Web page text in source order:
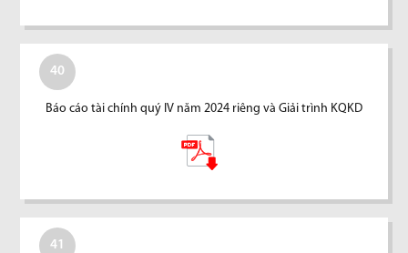
40
Báo cáo tài chính quý IV năm 2024 riêng và Giải trình KQKD
41